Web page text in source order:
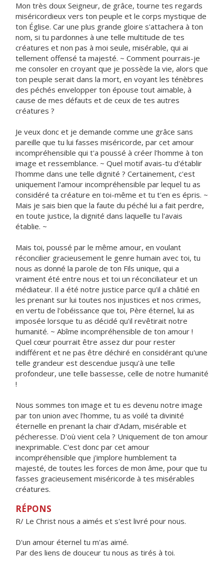
Mon très doux Seigneur, de grâce, tourne tes regards
miséricordieux vers ton peuple et le corps mystique de
ton Église. Car une plus grande gloire s'attachera à ton
nom, si tu pardonnes à une telle multitude de tes
créatures et non pas à moi seule, misérable, qui ai
tellement offensé ta majesté. ~ Comment pourrais-je
me consoler en croyant que je possède la vie, alors que
ton peuple serait dans la mort, en voyant les ténèbres
des péchés envelopper ton épouse tout aimable, à
cause de mes défauts et de ceux de tes autres
créatures ?
Je veux donc et je demande comme une grâce sans
pareille que tu lui fasses miséricorde, par cet amour
incompréhensible qui t'a poussé à créer l'homme à ton
image et ressemblance. ~ Quel motif avais-tu d'établir
l'homme dans une telle dignité ? Certainement, c'est
uniquement l'amour incompréhensible par lequel tu as
considéré ta créature en toi-même et tu t'en es épris. ~
Mais je sais bien que la faute du péché lui a fait perdre,
en toute justice, la dignité dans laquelle tu l'avais
établie. ~
Mais toi, poussé par le même amour, en voulant
réconcilier gracieusement le genre humain avec toi, tu
nous as donné la parole de ton Fils unique, qui a
vraiment été entre nous et toi un réconciliateur et un
médiateur. Il a été notre justice parce qu'il a châtié en
les prenant sur lui toutes nos injustices et nos crimes,
en vertu de l'obéissance que toi, Père éternel, lui as
imposée lorsque tu as décidé qu'il revêtirait notre
humanité. ~ Abîme incompréhensible de ton amour !
Quel cœur pourrait être assez dur pour rester
indifférent et ne pas être déchiré en considérant qu'une
telle grandeur est descendue jusqu'à une telle
profondeur, une telle bassesse, celle de notre humanité
!
Nous sommes ton image et tu es devenu notre image
par ton union avec l'homme, tu as voilé ta divinité
éternelle en prenant la chair d'Adam, misérable et
pécheresse. D'où vient cela ? Uniquement de ton amour
inexprimable. C'est donc par cet amour
incompréhensible que j'implore humblement ta
majesté, de toutes les forces de mon âme, pour que tu
fasses gracieusement miséricorde à tes misérables
créatures.
RÉPONS
R/ Le Christ nous a aimés et s'est livré pour nous.
D'un amour éternel tu m'as aimé.
Par des liens de douceur tu nous as tirés à toi.